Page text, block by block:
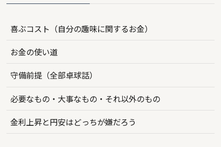
喜ぶコスト（自分の趣味に関するお金）
お金の使い道
守備前提（全部卓球話）
必要なもの・大事なもの・それ以外のもの
金利上昇と円安はどっちが嫌だろう